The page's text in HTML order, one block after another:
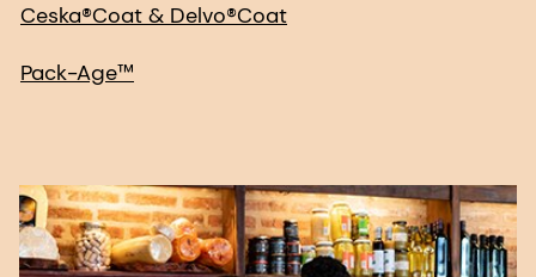
Ceska®Coat & Delvo®Coat
Pack-Age™